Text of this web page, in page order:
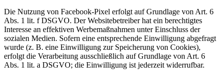
Die Nutzung von Facebook-Pixel erfolgt auf Grundlage von Art. 6
Abs. 1 lit. f DSGVO. Der Websitebetreiber hat ein berechtigtes
Interesse an effektiven Werbemaßnahmen unter Einschluss der
sozialen Medien. Sofern eine entsprechende Einwilligung abgefragt
wurde (z. B. eine Einwilligung zur Speicherung von Cookies),
erfolgt die Verarbeitung ausschließlich auf Grundlage von Art. 6
Abs. 1 lit. a DSGVO; die Einwilligung ist jederzeit widerrufbar.